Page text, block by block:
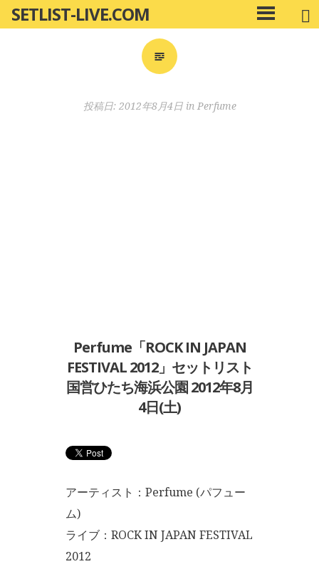
ン
SETLIST-LIVE.COM
メ
イ
投稿日: 2012年8月4日in Perfume
Perfume「ROCK IN JAPAN
FESTIVAL 2012」セットリスト
国営ひたち海浜公園 2012年8月
4日(土)
アーティスト：Perfume (パフュー
ム)
ライブ：ROCK IN JAPAN FESTIVAL
2012